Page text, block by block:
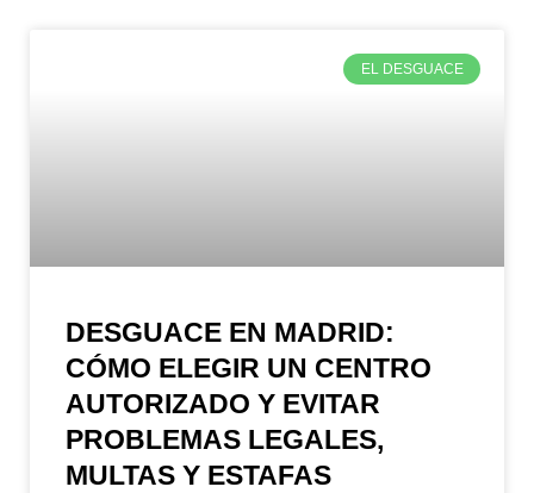
EL DESGUACE
DESGUACE EN MADRID:
CÓMO ELEGIR UN CENTRO
AUTORIZADO Y EVITAR
PROBLEMAS LEGALES,
MULTAS Y ESTAFAS